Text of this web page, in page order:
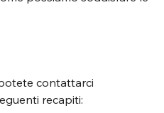
contattarci
recapiti: